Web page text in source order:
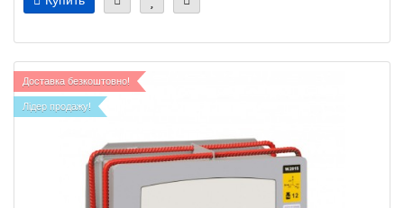
Доставка безкоштовно!
Лідер продажу!